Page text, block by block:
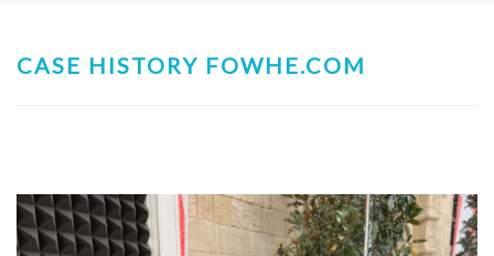
CASE HISTORY FOWHE.COM